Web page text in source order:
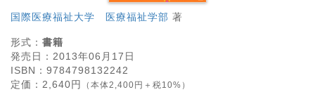
国際医療福祉大学 医療福祉学部 著
形式： 書籍
発売日： 2013年06月17日
ISBN： 9784798132242
定価： 2,640円 （本体2,400円＋税10%）